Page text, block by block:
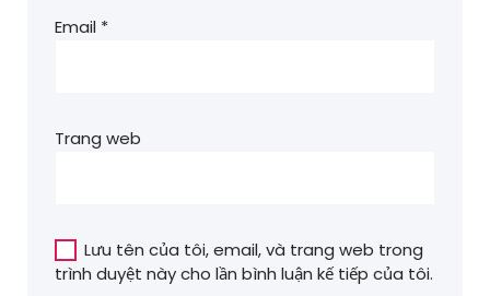
Email *
Trang web
Lưu tên của tôi, email, và trang web trong
trình duyệt này cho lần bình luận kế tiếp của tôi.